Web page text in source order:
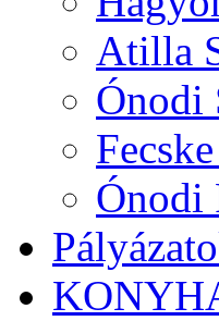
Atilla
Ónodi
Ónodi